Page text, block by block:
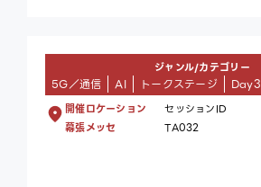
ジャンル/カテゴリー
5G／通信 AI トークステージ Day3
開催ロケーション
幕張メッセ
セッションID
TA032